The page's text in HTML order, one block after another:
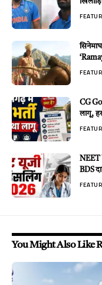
CG
लागू,
NEET
BDS
You Might Also Like